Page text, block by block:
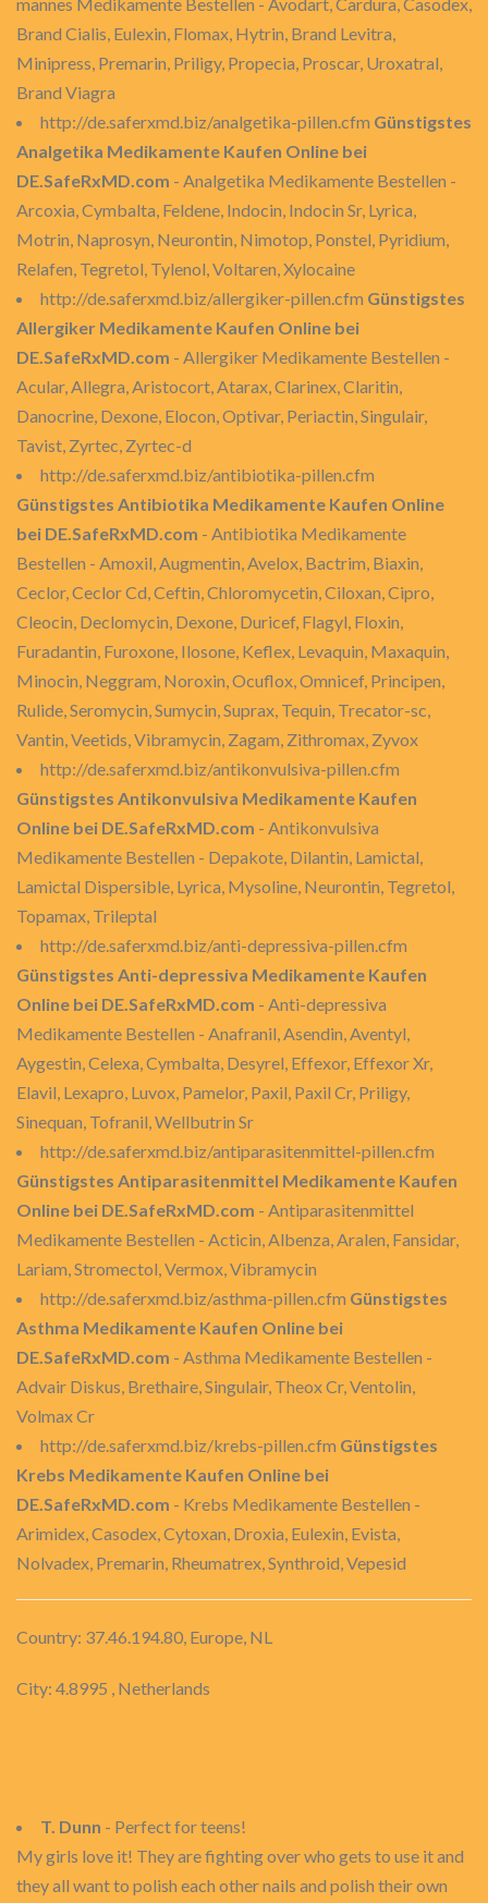
Brand Cialis, Eulexin, Flomax, Hytrin, Brand Levitra,
Minipress, Premarin, Priligy, Propecia, Proscar, Uroxatral,
Brand Viagra
http://de.saferxmd.biz/analgetika-pillen.cfm Günstigstes
Analgetika Medikamente Kaufen Online bei
DE.SafeRxMD.com - Analgetika Medikamente Bestellen -
Arcoxia, Cymbalta, Feldene, Indocin, Indocin Sr, Lyrica,
Motrin, Naprosyn, Neurontin, Nimotop, Ponstel, Pyridium,
Relafen, Tegretol, Tylenol, Voltaren, Xylocaine
http://de.saferxmd.biz/allergiker-pillen.cfm Günstigstes
Allergiker Medikamente Kaufen Online bei
DE.SafeRxMD.com - Allergiker Medikamente Bestellen -
Acular, Allegra, Aristocort, Atarax, Clarinex, Claritin,
Danocrine, Dexone, Elocon, Optivar, Periactin, Singulair,
Tavist, Zyrtec, Zyrtec-d
http://de.saferxmd.biz/antibiotika-pillen.cfm
Günstigstes Antibiotika Medikamente Kaufen Online
bei DE.SafeRxMD.com - Antibiotika Medikamente
Bestellen - Amoxil, Augmentin, Avelox, Bactrim, Biaxin,
Ceclor, Ceclor Cd, Ceftin, Chloromycetin, Ciloxan, Cipro,
Cleocin, Declomycin, Dexone, Duricef, Flagyl, Floxin,
Furadantin, Furoxone, Ilosone, Keflex, Levaquin, Maxaquin,
Minocin, Neggram, Noroxin, Ocuflox, Omnicef, Principen,
Rulide, Seromycin, Sumycin, Suprax, Tequin, Trecator-sc,
Vantin, Veetids, Vibramycin, Zagam, Zithromax, Zyvox
http://de.saferxmd.biz/antikonvulsiva-pillen.cfm
Günstigstes Antikonvulsiva Medikamente Kaufen
Online bei DE.SafeRxMD.com - Antikonvulsiva
Medikamente Bestellen - Depakote, Dilantin, Lamictal,
Lamictal Dispersible, Lyrica, Mysoline, Neurontin, Tegretol,
Topamax, Trileptal
http://de.saferxmd.biz/anti-depressiva-pillen.cfm
Günstigstes Anti-depressiva Medikamente Kaufen
Online bei DE.SafeRxMD.com - Anti-depressiva
Medikamente Bestellen - Anafranil, Asendin, Aventyl,
Aygestin, Celexa, Cymbalta, Desyrel, Effexor, Effexor Xr,
Elavil, Lexapro, Luvox, Pamelor, Paxil, Paxil Cr, Priligy,
Sinequan, Tofranil, Wellbutrin Sr
http://de.saferxmd.biz/antiparasitenmittel-pillen.cfm
Günstigstes Antiparasitenmittel Medikamente Kaufen
Online bei DE.SafeRxMD.com - Antiparasitenmittel
Medikamente Bestellen - Acticin, Albenza, Aralen, Fansidar,
Lariam, Stromectol, Vermox, Vibramycin
http://de.saferxmd.biz/asthma-pillen.cfm Günstigstes
Asthma Medikamente Kaufen Online bei
DE.SafeRxMD.com - Asthma Medikamente Bestellen -
Advair Diskus, Brethaire, Singulair, Theox Cr, Ventolin,
Volmax Cr
http://de.saferxmd.biz/krebs-pillen.cfm Günstigstes
Krebs Medikamente Kaufen Online bei
DE.SafeRxMD.com - Krebs Medikamente Bestellen -
Arimidex, Casodex, Cytoxan, Droxia, Eulexin, Evista,
Nolvadex, Premarin, Rheumatrex, Synthroid, Vepesid
Country: 37.46.194.80, Europe, NL
City: 4.8995 , Netherlands
T. Dunn - Perfect for teens!
My girls love it! They are fighting over who gets to use it and
they all want to polish each other nails and polish their own